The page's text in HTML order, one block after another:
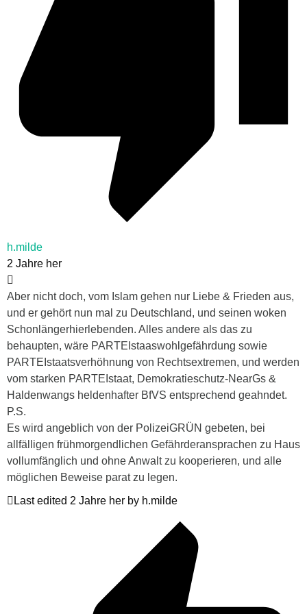
h.milde
2 Jahre her
Aber nicht doch, vom Islam gehen nur Liebe & Frieden aus,
und er gehört nun mal zu Deutschland, und seinen woken
Schonlängerhierlebenden. Alles andere als das zu
behaupten, wäre PARTEIstaaswohlgefährdung sowie
PARTEIstaatsverhöhnung von Rechtsextremen, und werden
vom starken PARTEIstaat, Demokratieschutz-NearGs &
Haldenwangs heldenhafter BfVS entsprechend geahndet.
P.S.
Es wird angeblich von der PolizeiGRÜN gebeten, bei
allfälligen frühmorgendlichen Gefährderansprachen zu Haus
vollumfänglich und ohne Anwalt zu kooperieren, und alle
möglichen Beweise parat zu legen.
Last edited 2 Jahre her by h.milde